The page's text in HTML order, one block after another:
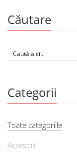
Căutare
Categorii
Toate categoriile
Accesorii